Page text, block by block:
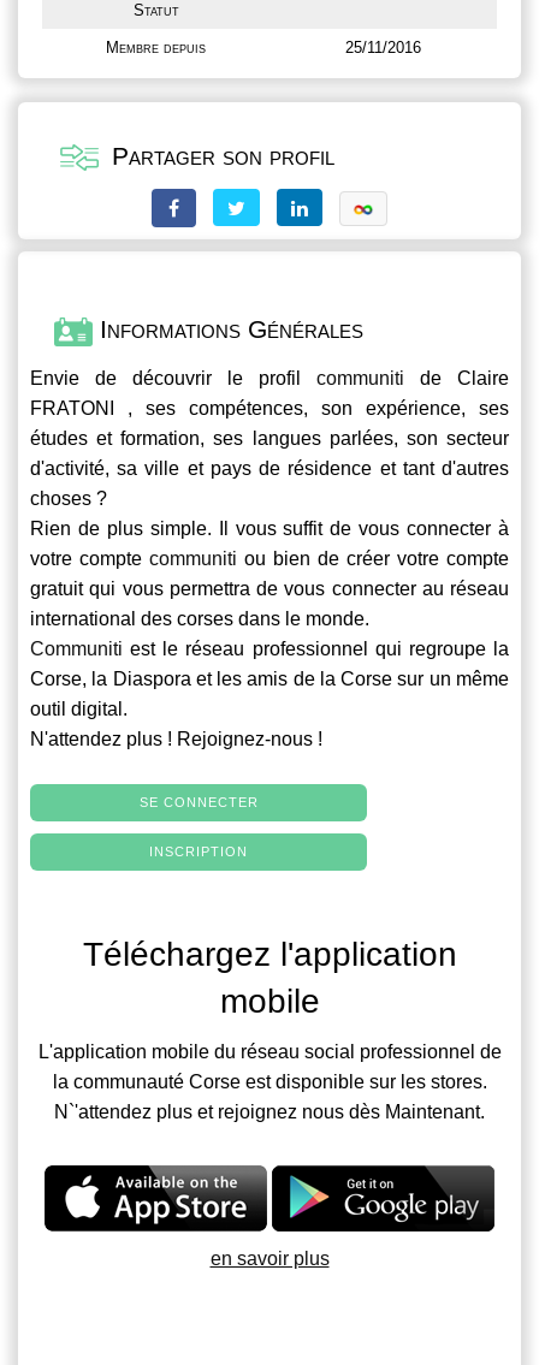
Statut
Membre depuis 25/11/2016
Partager son profil
Informations Générales
Envie de découvrir le profil communiti de Claire
FRATONI , ses compétences, son expérience, ses
études et formation, ses langues parlées, son secteur
d'activité, sa ville et pays de résidence et tant d'autres
choses ?
Rien de plus simple. Il vous suffit de vous connecter à
votre compte communiti ou bien de créer votre compte
gratuit qui vous permettra de vous connecter au réseau
international des corses dans le monde.
Communiti est le réseau professionnel qui regroupe la
Corse, la Diaspora et les amis de la Corse sur un même
outil digital.
N'attendez plus ! Rejoignez-nous !
SE CONNECTER
INSCRIPTION
Téléchargez l'application
mobile
L'application mobile du réseau social professionnel de
la communauté Corse est disponible sur les stores.
N`'attendez plus et rejoignez nous dès Maintenant.
en savoir plus